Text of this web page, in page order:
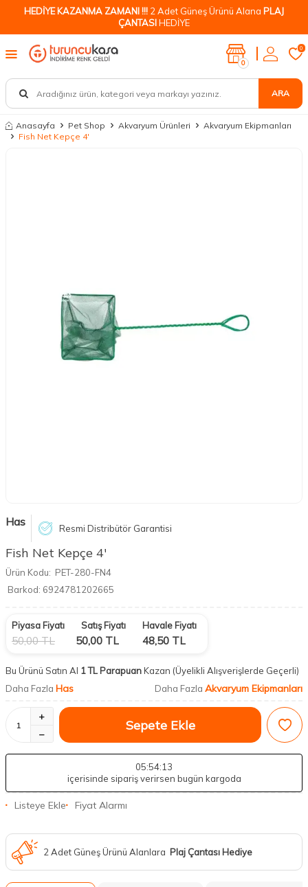
HEDİYE KAZANMA ZAMANI !!! 2 Adet Güneş Ürünü Alana PLAJ
ÇANTASIHEDİYE
ARA
0
0
Anasayfa Pet Shop Akvaryum Ürünleri
Akvaryum Ekipmanları
Fish Net Kepçe 4'
Has Resmi Distribütör Garantisi
Fish Net Kepçe 4'
Ürün Kodu: PET-280-FN4
Barkod: 6924781202665
Piyasa Fiyatı
50,00TL
Satış Fiyatı
50,00 TL
Havale Fiyatı
48,50 TL
Bu Ürünü Satın Al 1 TL ParapuanKazan (Üyelikli Alışverişlerde Geçerli)
Daha Fazla Has Daha Fazla Akvaryum Ekipmanları
Sepete Ekle
05:54:12
içerisinde sipariş verirsen bugün kargoda
Listeye Ekle Fiyat Alarmı
2 Adet Güneş Ürünü Alanlara Plaj Çantası Hediye